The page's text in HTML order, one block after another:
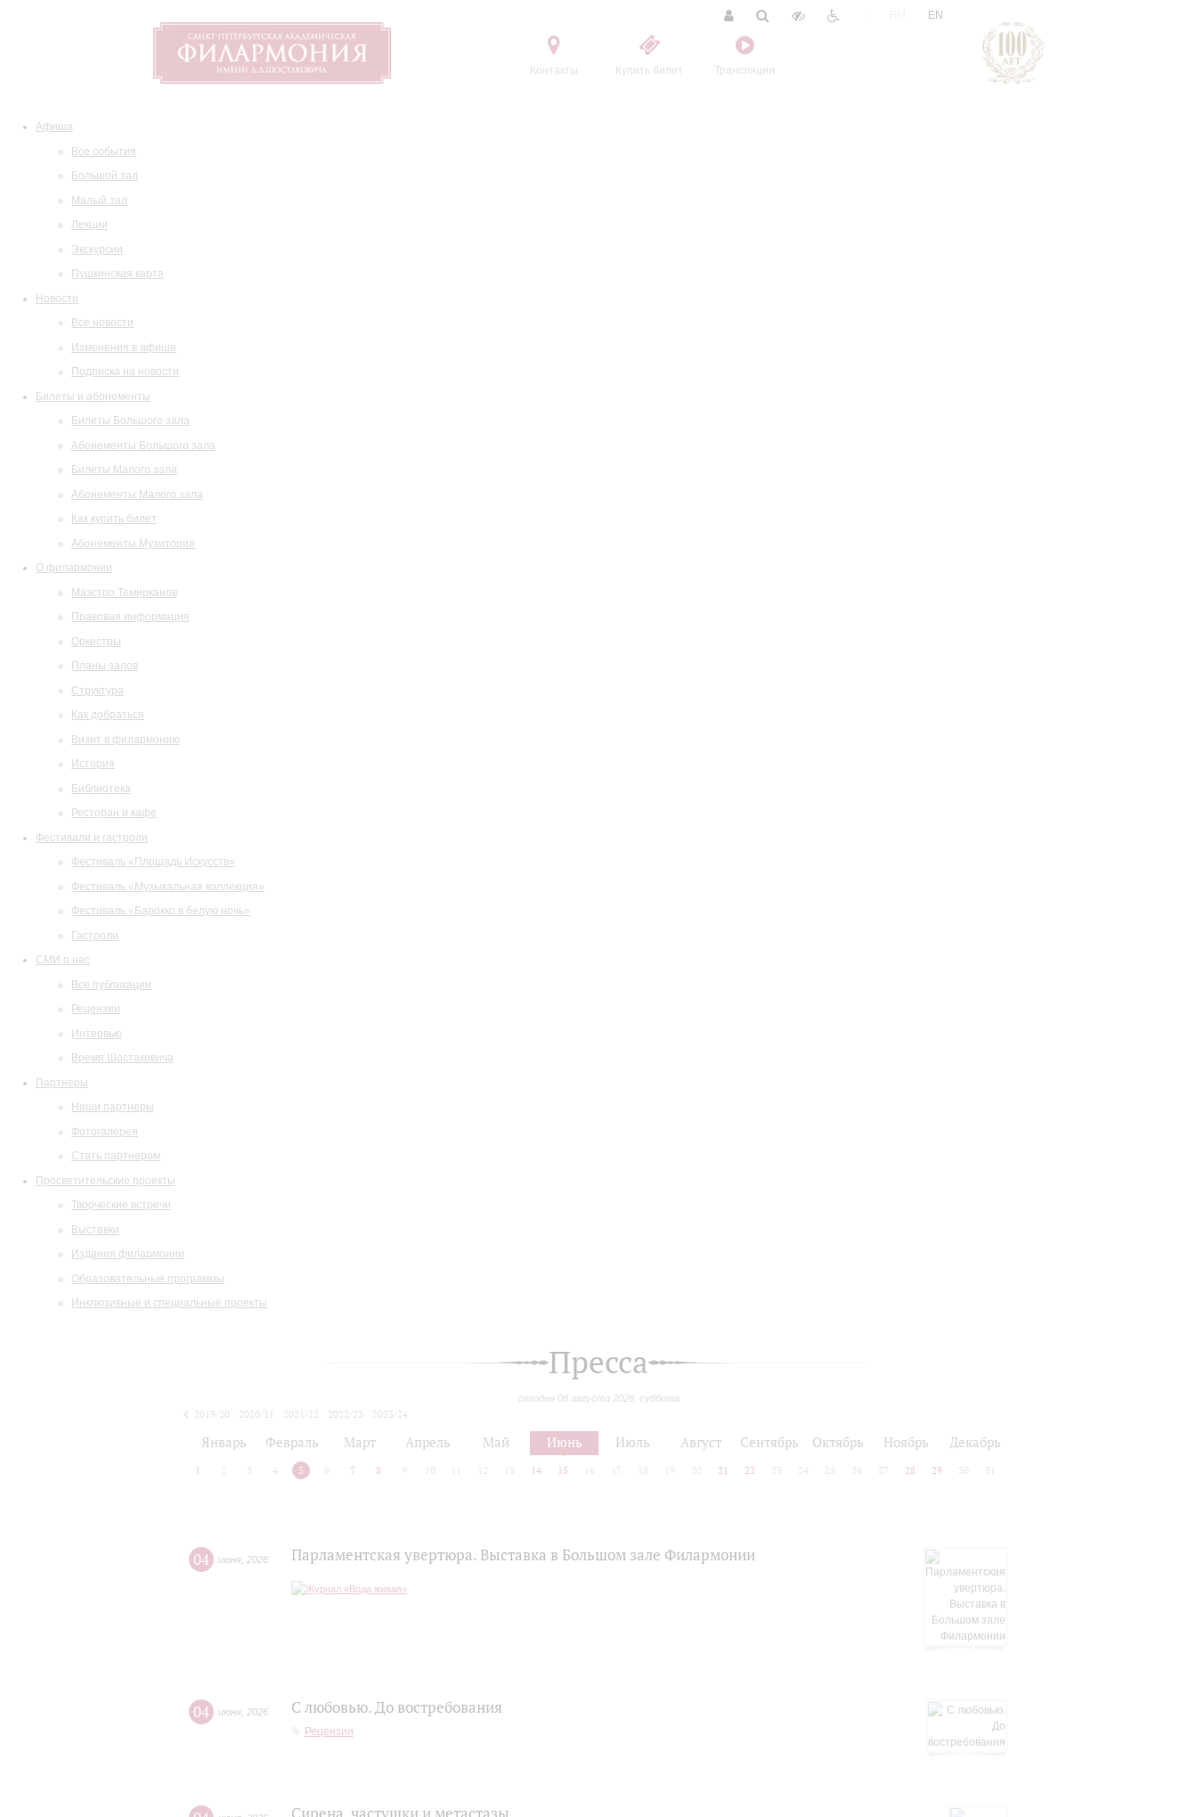
Контакты Купить билет Трансляции
EN
Афиша
Все события
Большой зал
Малый зал
Лекции
Экскурсии
Пушкинская карта
Новости
Все новости
Изменения в афише
Подписка на новости
Билеты и абонементы
Билеты Большого зала
Абонементы Большого зала
Билеты Малого зала
Абонементы Малого зала
Как купить билет
Абонементы Музитория
О филармонии
Маэстро Темирканов
Правовая информация
Оркестры
Планы залов
Структура
Как добраться
Визит в филармонию
История
Библиотека
Ресторан и кафе
Фестивали и гастроли
Фестиваль «Площадь Искусств»
Фестиваль «Музыкальная коллекция»
Фестиваль «Барокко в белую ночь»
Гастроли
СМИ о нас
Все публикации
Рецензии
Интервью
Время Шостаковича
Партнеры
Наши партнеры
Фотогалерея
Стать партнером
Просветительские проекты
Творческие встречи
Выставки
Издания филармонии
Образовательные программы
Инклюзивные и специальные проекты
Пресса
сегодня 08 августа 2026, суббота
2019/20 2020/21 2021/22 2022/23
2023/24
Январь Февраль Март Апрель Май Июнь Июль Август Сентябрь Октябрь Ноябрь Декабрь
1 2 3 4 5 6 7 8 9 10 12 13 14 15 16 17 18 19 20 21 22 23 24 25 26 27 28 29 30 31
04 июня 2026 Парламентская увертюра. Выставка в Большом зале Филармонии
04 июня 2026 С любовью. До востребования
Рецензии